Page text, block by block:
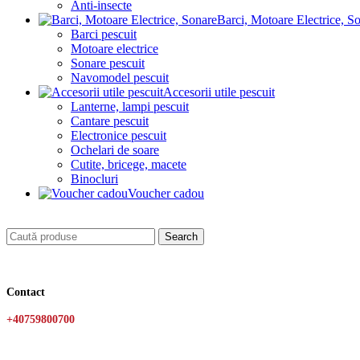
Anti-insecte
Barci, Motoare Electrice,
Barci pescuit
Motoare electrice
Sonare pescuit
Navomodel pescuit
Accesorii utile pescuit
Lanterne, lampi pescuit
Cantare pescuit
Electronice pescuit
Ochelari de soare
Cutite, bricege, macete
Binocluri
Voucher cadou
Search
Contact
+40759800700